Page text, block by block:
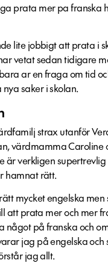
prata mer pa franska
lite jobbigt att prata i
vetat sedan tidigare
ar en fraga om tid
saker i skolan.
strax utanför
värdmamma Caroline
är verkligen
hamnat rätt.
mycket engelska men
att prata mer och mer
något på franska och
jag på engelska och
jag allt.